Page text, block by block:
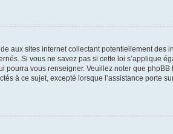
aux sites internet collectant potentiellement des
Si vous ne savez pas si cette loi s’applique
vous renseigner. Veuillez noter que phpBB
à ce sujet, excepté lorsque l’assistance porte